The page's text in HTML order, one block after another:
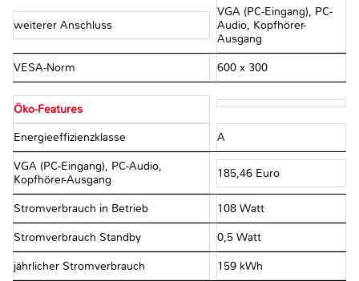
weiterer Anschluss
VGA (PC-Eingang), PC-
Audio, Kopfhörer-
Ausgang
VESA-Norm 600 x 300
Öko-Features
Energieeffizienzklasse A
VGA (PC-Eingang), PC-Audio,
Kopfhörer-Ausgang
185,46 Euro
Stromverbrauch in Betrieb 108 Watt
Stromverbrauch Standby 0,5 Watt
jährlicher Stromverbrauch 159 kWh